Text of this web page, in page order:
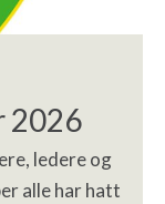
2026
ledere og
alle har hatt